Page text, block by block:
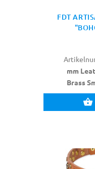
FDT
mm
Brass